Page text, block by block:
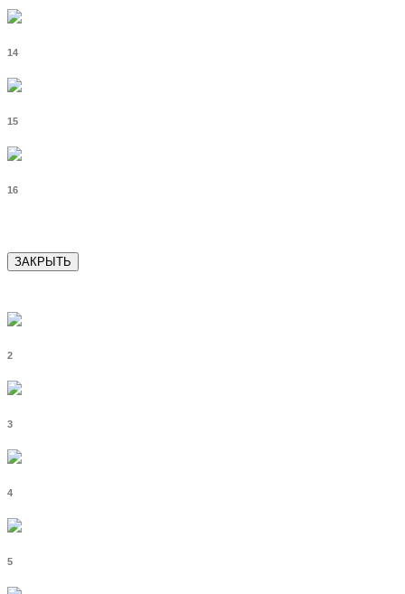
14
15
16
ЗАКРЫТЬ
2
3
4
5